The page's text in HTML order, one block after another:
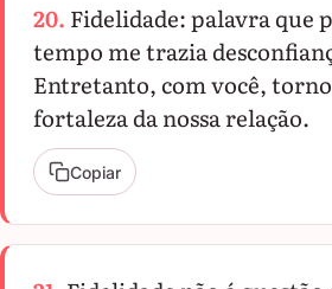
20. Fidelidade: palavra que
tempo me trazia
Entretanto, com você,
fortaleza da nossa relação.
Copiar